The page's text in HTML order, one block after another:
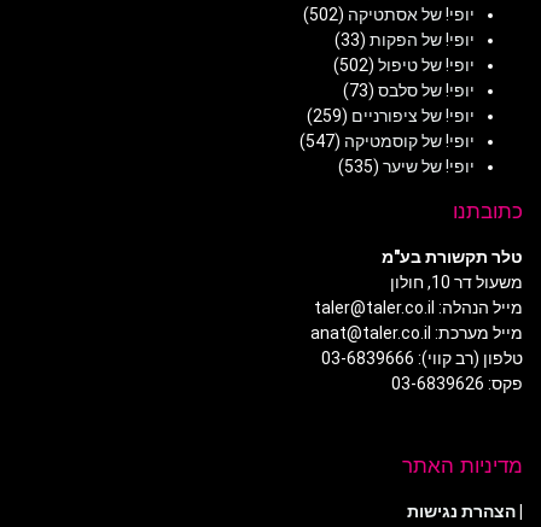
יופי! של אסתטיקה (502)
יופי! של הפקות (33)
יופי! של טיפול (502)
יופי! של סלבס (73)
יופי! של ציפורניים (259)
יופי! של קוסמטיקה (547)
יופי! של שיער (535)
כתובתנו
טלר תקשורת בע"מ
משעול דר 10, חולון
מייל הנהלה: taler@taler.co.il
מייל מערכת: anat@taler.co.il
טלפון (רב קווי): 03-6839666
פקס: 03-6839626
מדיניות האתר
הצהרת נגישות